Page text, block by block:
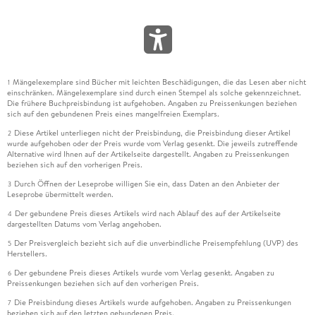
1 Mängelexemplare sind Bücher mit leichten Beschädigungen, die das Lesen aber nicht
einschränken. Mängelexemplare sind durch einen Stempel als solche gekennzeichnet.
Die frühere Buchpreisbindung ist aufgehoben. Angaben zu Preissenkungen beziehen
sich auf den gebundenen Preis eines mangelfreien Exemplars.
2 Diese Artikel unterliegen nicht der Preisbindung, die Preisbindung dieser Artikel
wurde aufgehoben oder der Preis wurde vom Verlag gesenkt. Die jeweils zutreffende
Alternative wird Ihnen auf der Artikelseite dargestellt. Angaben zu Preissenkungen
beziehen sich auf den vorherigen Preis.
3 Durch Öffnen der Leseprobe willigen Sie ein, dass Daten an den Anbieter der
Leseprobe übermittelt werden.
4 Der gebundene Preis dieses Artikels wird nach Ablauf des auf der Artikelseite
dargestellten Datums vom Verlag angehoben.
5 Der Preisvergleich bezieht sich auf die unverbindliche Preisempfehlung (UVP) des
Herstellers.
6 Der gebundene Preis dieses Artikels wurde vom Verlag gesenkt. Angaben zu
Preissenkungen beziehen sich auf den vorherigen Preis.
7 Die Preisbindung dieses Artikels wurde aufgehoben. Angaben zu Preissenkungen
beziehen sich auf den letzten gebundenen Preis.